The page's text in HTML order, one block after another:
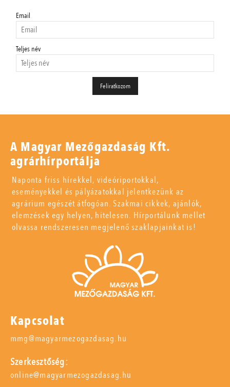
Email
Teljes név
A Magyar Mezőgazdaság Kft.
agrárhírportálja
Naponta friss hírekkel, videóriportokkal,
eseményekkel és pályázatokkal jelentkezünk az
agrárium egészét átfogóan. Szakmai cikkek, ajánlók,
elemzések egy helyen, hitelesen. Hírportálunk mellet
olvassa rendszeresen megjelenő szaklapjainkat is!
Kapcsolat
mmg@magyarmezogazdasag.hu
Szerkesztőség:
online@magyarmezogazdasag.hu